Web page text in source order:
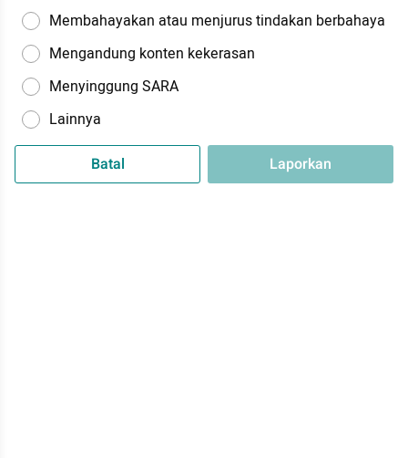
Membahayakan atau menjurus tindakan berbahaya
Mengandung konten kekerasan
Menyinggung SARA
Lainnya
Batal Laporkan